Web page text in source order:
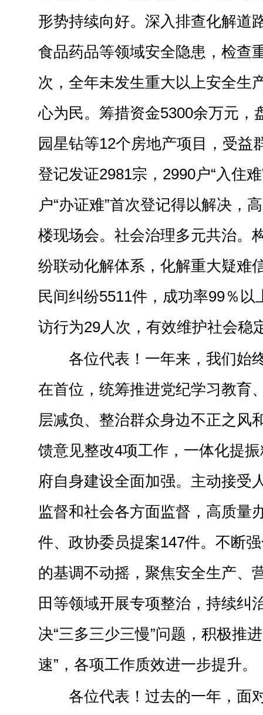
形势持续向好。深入排查化解道
食品药品等领域安全隐患，检查
次，全年未发生重大以上安全生
心为民。筹措资金5300余万元，
园星钻等12个房地产项目，受益
登记发证2981宗，2990户“入住
户“办证难”首次登记得以解决，
楼现场会。社会治理多元共治。
纷联动化解体系，化解重大疑难
民间纠纷5511件，成功率99％
访行为29人次，有效维护社会稳
各位代表！一年来，我们始
在首位，统筹推进党纪学习教育
层减负、整治群众身边不正之风
馈意见整改4项工作，一体化提
府自身建设全面加强。主动接受
监督和社会各方面监督，高质量
件、政协委员提案147件。不断
的基调不动摇，聚焦安全生产、
田等领域开展专项整治，持续纠
决“三多三少三慢”问题，积极推
速”，各项工作质效进一步提升。
各位代表！过去的一年，面